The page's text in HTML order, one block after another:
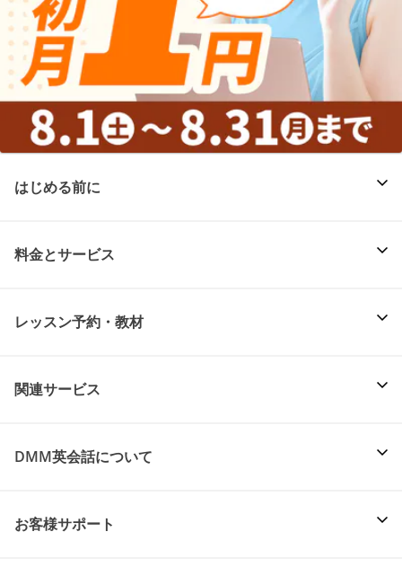
はじめる前に
料金とサービス
レッスン予約・教材
関連サービス
DMM英会話について
お客様サポート